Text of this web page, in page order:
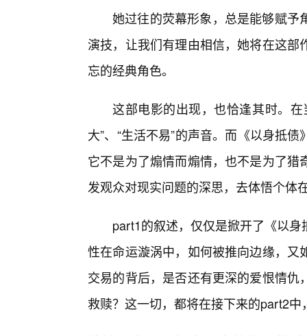
她过往的荧幕形象，总是能够赋予
演技，让我们有理由相信，她将在这
忘的经典角色。
这部电影的出现，也恰逢其时。
大”、“生活不易”的声音。而《以身抵
它不是为了煽情而煽情，也不是为了
发观众对现实问题的深思，去体悟个体
part1的叙述，仅仅是掀开了《以
性在命运漩涡中，如何被推向边缘，
交易的背后，是否还有更深的爱恨情
救赎？这一切，都将在接下来的part2中